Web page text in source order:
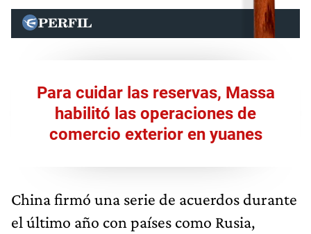
Para cuidar las reservas, Massa
habilitó las operaciones de
comercio exterior en yuanes
China firmó una serie de acuerdos durante
el último año con países como Rusia,